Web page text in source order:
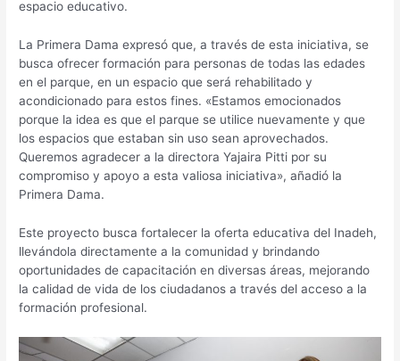
espacio educativo.
La Primera Dama expresó que, a través de esta iniciativa, se
busca ofrecer formación para personas de todas las edades
en el parque, en un espacio que será rehabilitado y
acondicionado para estos fines. «Estamos emocionados
porque la idea es que el parque se utilice nuevamente y que
los espacios que estaban sin uso sean aprovechados.
Queremos agradecer a la directora Yajaira Pitti por su
compromiso y apoyo a esta valiosa iniciativa», añadió la
Primera Dama.
Este proyecto busca fortalecer la oferta educativa del Inadeh,
llevándola directamente a la comunidad y brindando
oportunidades de capacitación en diversas áreas, mejorando
la calidad de vida de los ciudadanos a través del acceso a la
formación profesional.